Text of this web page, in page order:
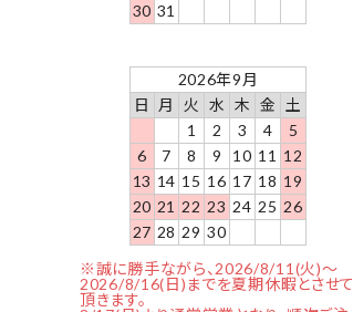
30 31
2026年9月
日
月 火 水 木 金
土
1
2 3 4
5
6
7 8 9 10 11 12
13 14 15 16 17 18 19
20 21 22 23 24 25 26
27 28 29 30
※誠に勝手ながら、2026/8/11(火)～
2026/8/16(日)までを夏期休暇とさせて
頂きます。